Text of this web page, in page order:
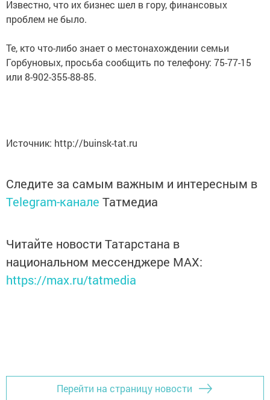
Известно, что их бизнес шел в гору, финансовых
проблем не было.
Те, кто что-либо знает о местонахождении семьи
Горбуновых, просьба сообщить по телефону: 75-77-15
или 8-902-355-88-85.
Источник: http://buinsk-tat.ru
Следите за самым важным и интересным в
Telegram-канале Татмедиа
Читайте новости Татарстана в
национальном мессенджере MАХ:
https://max.ru/tatmedia
Перейти на страницу новости